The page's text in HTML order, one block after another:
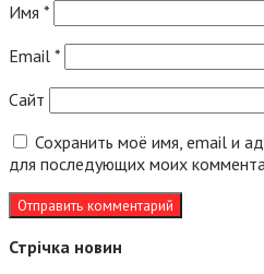
Имя *
Email *
Сайт
Сохранить моё имя, email и
для последующих моих
Стрічка новин